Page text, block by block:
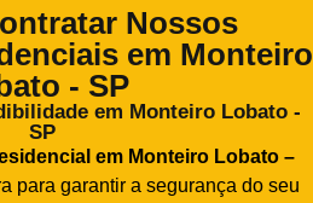
Nossos
em Monteiro
- SP
em Monteiro Lobato -
SP
em Monteiro Lobato –
para garantir a segurança do seu